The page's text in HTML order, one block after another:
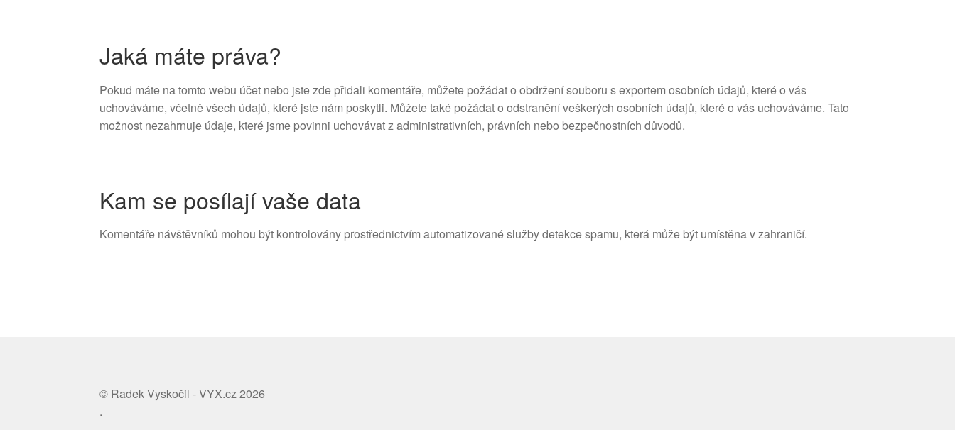
Jaká máte práva?
Pokud máte na tomto webu účet nebo jste zde přidali komentáře, můžete požádat o obdržení souboru s exportem osobních údajů, které o vás
uchováváme, včetně všech údajů, které jste nám poskytli. Můžete také požádat o odstranění veškerých osobních údajů, které o vás uchováváme. Tato
možnost nezahrnuje údaje, které jsme povinni uchovávat z administrativních, právních nebo bezpečnostních důvodů.
Kam se posílají vaše data
Komentáře návštěvníků mohou být kontrolovány prostřednictvím automatizované služby detekce spamu, která může být umístěna v zahraničí.
© Radek Vyskočil - VYX.cz 2026
.